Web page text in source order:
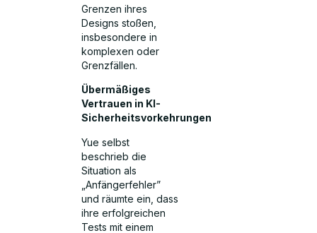
Grenzen ihres
Designs stoßen,
insbesondere in
komplexen oder
Grenzfällen.
Übermäßiges
Vertrauen in KI-
Sicherheitsvorkehrungen
Yue selbst
beschrieb die
Situation als
„Anfängerfehler”
und räumte ein, dass
ihre erfolgreichen
Tests mit einem